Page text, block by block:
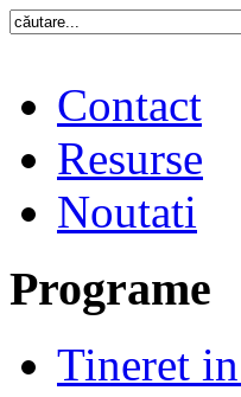
Contact
Resurse
Noutati
Programe
Tineret